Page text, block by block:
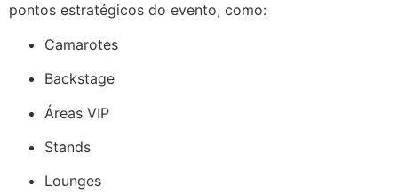
pontos estratégicos do evento, como:
Camarotes
Backstage
Áreas VIP
Stands
Lounges